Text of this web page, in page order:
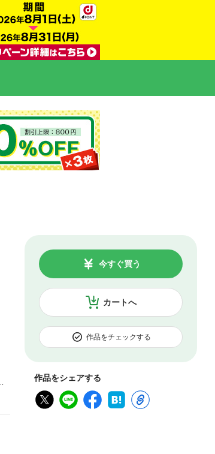
カートへ
今すぐ買う
作品をチェックする
作品をシェアする